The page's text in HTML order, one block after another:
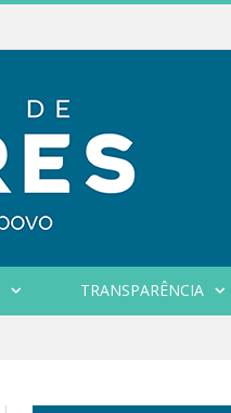
TRANSPARÊNCIA